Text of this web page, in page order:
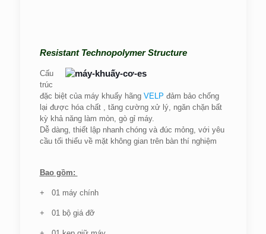
Resistant Technopolymer Structure
Cấu
trúc
đặc biệt của máy khuấy hãng VELP đảm bảo chống
lại được hóa chất , tăng cường xử lý, ngăn chặn bất
kỳ khả năng làm mòn, gò gỉ máy.
Dễ dàng, thiết lập nhanh chóng và đúc mỏng, với yêu
cầu tối thiểu về mặt không gian trên bàn thí nghiệm
Bao gồm:
+ 01 máy chính
+ 01 bộ giá đỡ